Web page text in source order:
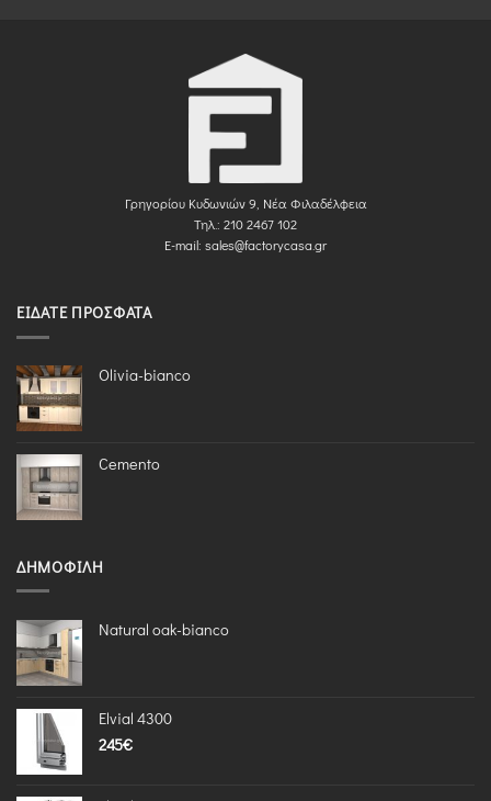
Γρηγορίου Κυδωνιών 9, Νέα Φιλαδέλφεια
Τηλ.: 210 2467 102
E-mail: sales@factorycasa.gr
ΕΊΔΑΤΕ ΠΡΌΣΦΑΤΑ
Olivia-bianco
Cemento
ΔΗΜΟΦΙΛΉ
Natural oak-bianco
Elvial 4300
245€